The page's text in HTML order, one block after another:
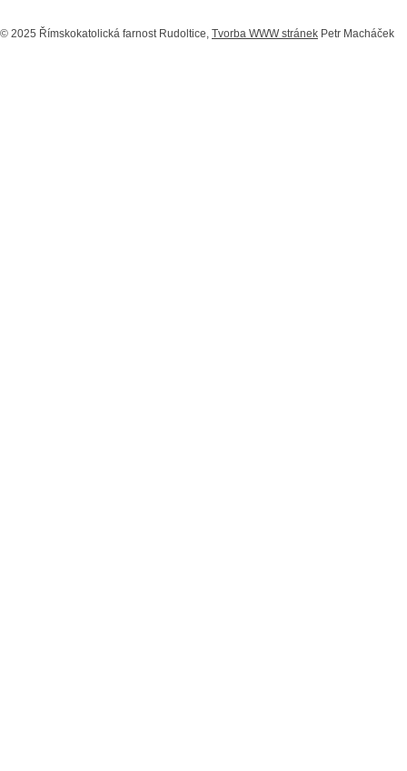
© 2025 Římskokatolická farnost Rudoltice, Tvorba WWW stránek Petr Macháček